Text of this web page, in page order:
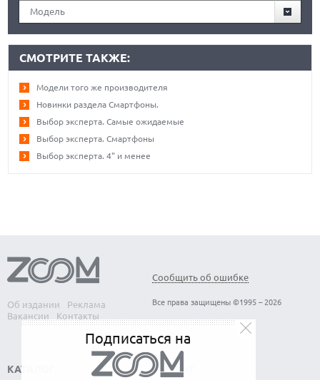
Модель
СМОТРИТЕ ТАКЖЕ:
Модели того же производителя
Новинки раздела Смартфоны.
Выбор эксперта. Самые ожидаемые
Выбор эксперта. Смартфоны
Выбор эксперта. 4" и менее
Об издании
Реклама
Вакансии
Контакты
Сообщить об ошибке
Все права защищены ©1995 – 2026
КАТАЛОГ СОФТ
Подписаться на